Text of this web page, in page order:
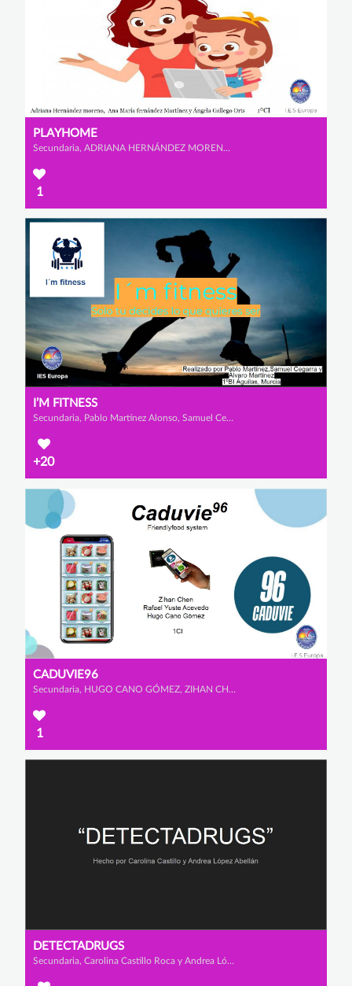
PLAYHOME
Secundaria, ADRIANA HERNÁNDEZ MORENO, ÁNGELA GALLEGO ORTS y ANA MARÍA FERNÁNDEZ MARTÍNEZ
1
I’M FITNESS
Secundaria, Pablo Martínez Alonso, Samuel Cegarrarra Vargas y Álvaro Martínez
+20
CADUVIE96
Secundaria, HUGO CANO GÓMEZ, ZIHAN CHEN y RAFAEL YUSTE ACEVEDO
1
DETECTADRUGS
Secundaria, Carolina Castillo Roca y Andrea López Abellán